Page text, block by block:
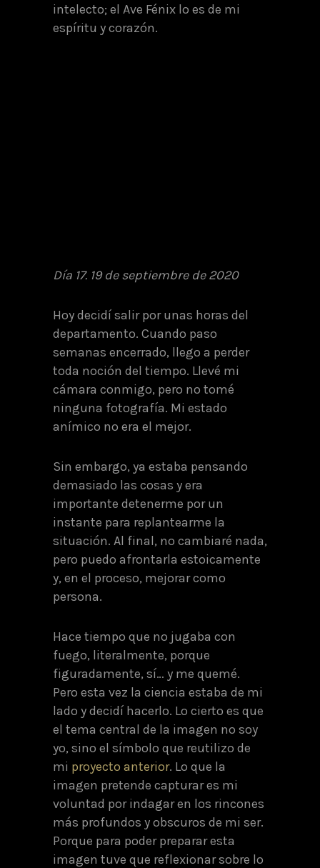
intelecto; el Ave Fénix lo es de mi
espíritu y corazón.
Día 17. 19 de septiembre de 2020
Hoy decidí salir por unas horas del
departamento. Cuando paso
semanas encerrado, llego a perder
toda noción del tiempo. Llevé mi
cámara conmigo, pero no tomé
ninguna fotografía. Mi estado
anímico no era el mejor.
Sin embargo, ya estaba pensando
demasiado las cosas y era
importante detenerme por un
instante para replantearme la
situación. Al final, no cambiaré nada,
pero puedo afrontarla estoicamente
y, en el proceso, mejorar como
persona.
Hace tiempo que no jugaba con
fuego, literalmente, porque
figuradamente, sí… y me quemé.
Pero esta vez la ciencia estaba de mi
lado y decidí hacerlo. Lo cierto es que
el tema central de la imagen no soy
yo, sino el símbolo que reutilizo de
mi proyecto anterior. Lo que la
imagen pretende capturar es mi
voluntad por indagar en los rincones
más profundos y obscuros de mi ser.
Porque para poder preparar esta
imagen tuve que reflexionar sobre lo